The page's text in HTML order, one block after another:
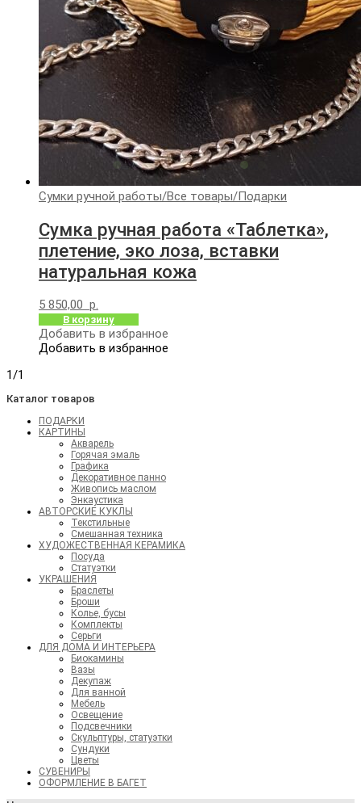
Сумки ручной работы/Все товары/Подарки
Сумка ручная работа «Таблетка»,
плетение, эко лоза, вставки
натуральная кожа
5 850,00 р.
В корзину
Добавить в избранное
Добавить в избранное
1/1
Каталог товаров
ПОДАРКИ
КАРТИНЫ
Акварель
Горячая эмаль
Графика
Декоративное панно
Живопись маслом
Энкаустика
АВТОРСКИЕ КУКЛЫ
Текстильные
Смешанная техника
ХУДОЖЕСТВЕННАЯ КЕРАМИКА
Посуда
Статуэтки
УКРАШЕНИЯ
Браслеты
Броши
Колье, бусы
Комплекты
Серьги
ДЛЯ ДОМА И ИНТЕРЬЕРА
Биокамины
Вазы
Декупаж
Для ванной
Мебель
Освещение
Подсвечники
Скульптуры, статуэтки
Сундуки
Цветы
СУВЕНИРЫ
ОФОРМЛЕНИЕ В БАГЕТ